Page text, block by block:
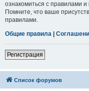
ознакомиться с правилами
Помните, что ваше
правилами.
Общие правила |
Регистрация
Список форумов